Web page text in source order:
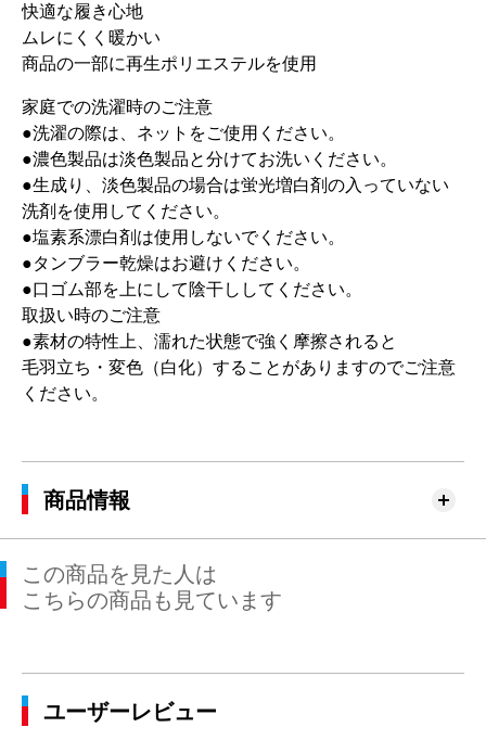
快適な履き心地
ムレにくく暖かい
商品の一部に再生ポリエステルを使用
家庭での洗濯時のご注意
●洗濯の際は、ネットをご使用ください。
●濃色製品は淡色製品と分けてお洗いください。
●生成り、淡色製品の場合は蛍光増白剤の入っていない
洗剤を使用してください。
●塩素系漂白剤は使用しないでください。
●タンブラー乾燥はお避けください。
●口ゴム部を上にして陰干ししてください。
取扱い時のご注意
●素材の特性上、濡れた状態で強く摩擦されると
毛羽立ち・変色（白化）することがありますのでご注意
ください。
商品情報
この商品を見た人は
こちらの商品も見ています
ユーザーレビュー